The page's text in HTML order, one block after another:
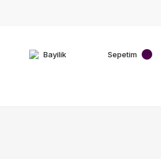
Bayilik Sepetim